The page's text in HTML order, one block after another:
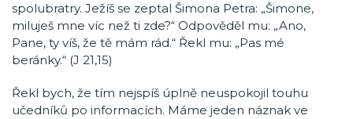
spolubratry. Ježíš se zeptal Šimona Petra: „Šimone,
miluješ mne víc než ti zde?“ Odpověděl mu: „Ano,
Pane, ty víš, že tě mám rád.“ Řekl mu: „Pas mé
beránky.“ (J 21,15)
Řekl bych, že tím nejspíš úplně neuspokojil touhu
učedníků po informacích. Máme jeden náznak ve